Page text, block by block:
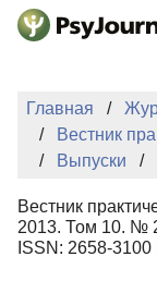
Перейти к
Главная
Вестник
Выпуски
Вестник
2013. Том 10. №
ISSN: 2658-